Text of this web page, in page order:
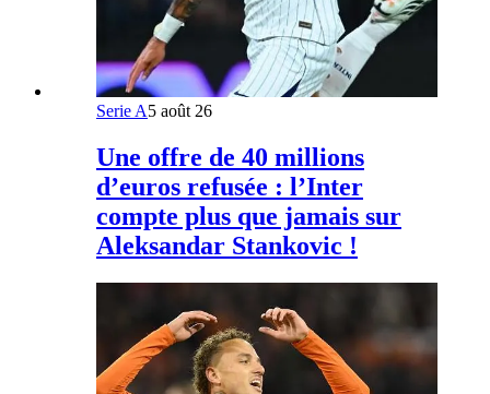
Serie A5 août 26
Une offre de 40 millions
d’euros refusée : l’Inter
compte plus que jamais sur
Aleksandar Stankovic !